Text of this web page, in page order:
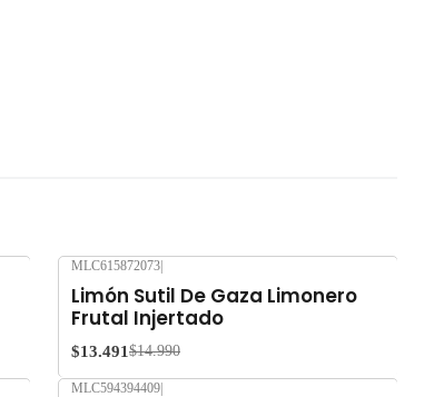
MLC615872073
Limón Sutil De Gaza Limonero
Frutal Injertado
$13.491 $14.990
MLC594394409|